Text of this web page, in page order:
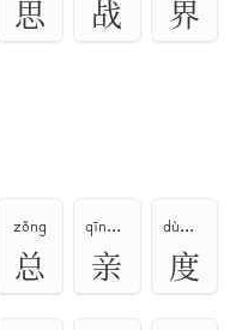
思 战 界
zǒng
总
qīn、qìng
亲
dù、duó
度